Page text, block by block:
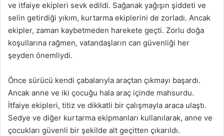
ve itfaiye ekipleri sevk edildi. Sağanak yağışın şiddeti ve
selin getirdiği yıkım, kurtarma ekiplerini de zorladı. Ancak
ekipler, zaman kaybetmeden harekete geçti. Zorlu doğa
koşullarına rağmen, vatandaşların can güvenliği her
şeyden önemliydi.
Önce sürücü kendi çabalarıyla araçtan çıkmayı başardı.
Ancak anne ve iki çocuğu hala araç içinde mahsurdu.
İtfaiye ekipleri, titiz ve dikkatli bir çalışmayla araca ulaştı.
Sedye ve diğer kurtarma ekipmanları kullanılarak, anne ve
çocukları güvenli bir şekilde alt geçitten çıkarıldı.